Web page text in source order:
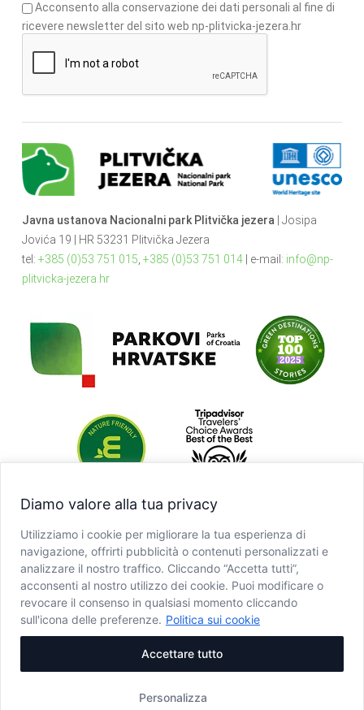
Diamo valore alla tua privacy
Utilizziamo i cookie per migliorare la tua esperienza di
navigazione, offrirti pubblicità o contenuti personalizzati e
analizzare il nostro traffico. Cliccando “Accetta tutti”,
acconsenti al nostro utilizzo dei cookie. Puoi modificare o
revocare il consenso in qualsiasi momento cliccando
sull'icona delle preferenze. Politica sui cookie
Personalizza
Accettare tutto
Acconsento alla conservazione dei dati personali al fine di
ricevere newsletter del sito web np-plitvicka-jezera.hr
Javna ustanova Nacionalni park Plitvička jezera | Josipa
Jovića 19 | HR 53231 Plitvička Jezera
tel: +385 (0)53 751 015 +385 (0)53 751 014| e-mail: info@np-
plitvicka-jezera.hr
Copyright © JU NP Plitvička jezera, 2025.